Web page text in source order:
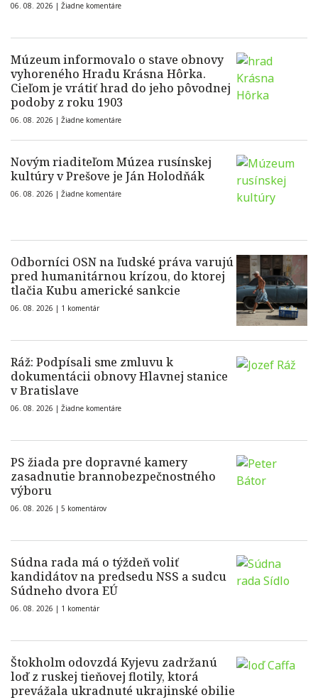
06. 08. 2026 | Žiadne komentáre
Múzeum informovalo o stave obnovy
vyhoreného Hradu Krásna Hôrka.
Cieľom je vrátiť hrad do jeho pôvodnej
podoby z roku 1903
06. 08. 2026 | Žiadne komentáre
Novým riaditeľom Múzea rusínskej
kultúry v Prešove je Ján Holodňák
06. 08. 2026 | Žiadne komentáre
Odborníci OSN na ľudské práva varujú
pred humanitárnou krízou, do ktorej
tlačia Kubu americké sankcie
06. 08. 2026 | 1 komentár
Ráž: Podpísali sme zmluvu k
dokumentácii obnovy Hlavnej stanice
v Bratislave
06. 08. 2026 | Žiadne komentáre
PS žiada pre dopravné kamery
zasadnutie brannobezpečnostného
výboru
06. 08. 2026 | 5 komentárov
Súdna rada má o týždeň voliť
kandidátov na predsedu NSS a sudcu
Súdneho dvora EÚ
06. 08. 2026 | 1 komentár
Štokholm odovzdá Kyjevu zadržanú
loď z ruskej tieňovej flotily, ktorá
prevážala ukradnuté ukrajinské obilie